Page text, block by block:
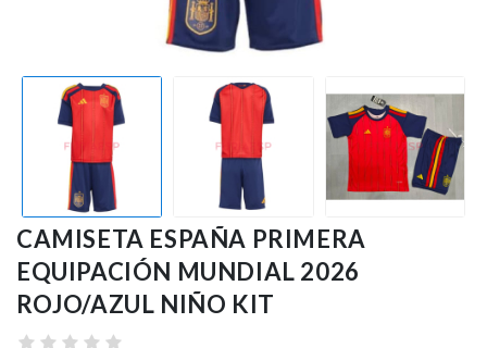
CAMISETA ESPAÑA PRIMERA
EQUIPACIÓN MUNDIAL 2026
ROJO/AZUL NIÑO KIT